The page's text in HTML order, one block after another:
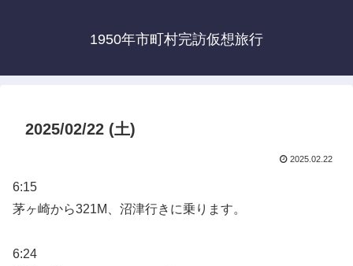
1950年市町村完訪仮想旅行
2025/02/22 (土)
2025.02.22
6:15
茅ヶ崎から321M、沼津行きに乗ります。
6:24